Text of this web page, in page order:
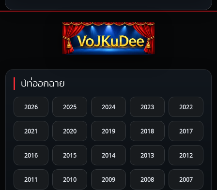
ปีที่ออกฉาย
2026 2025 2024 2023 2022
2021 2020 2019 2018 2017
2016 2015 2014 2013 2012
2011 2010 2009 2008 2007